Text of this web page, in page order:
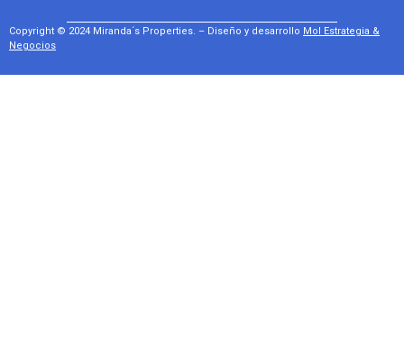
Copyright © 2024 Miranda´s Properties. – Diseño y desarrollo Mol Estrategia &
Negocios